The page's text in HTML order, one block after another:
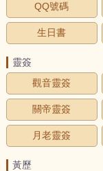
QQ號碼
生日書
靈簽
觀音靈簽
關帝靈簽
月老靈簽
黃歷